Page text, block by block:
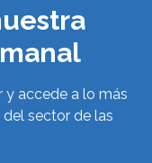
y accede a lo más
sector de las